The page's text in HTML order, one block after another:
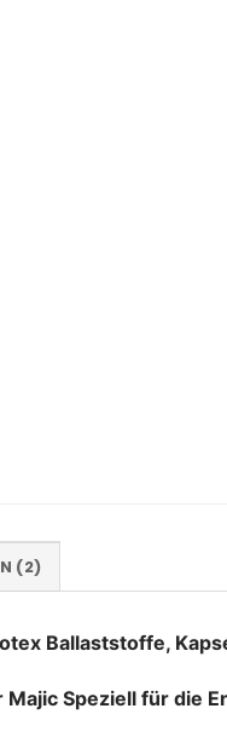
(2)
Ballaststoffe,
Majic Speziell für die